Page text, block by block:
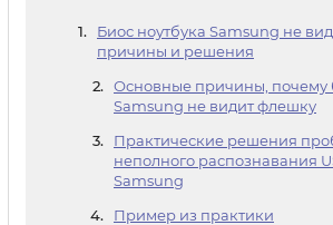
Биос ноутбука Samsung не
причины и решения
Основные причины, почему
Samsung не видит флешку
Практические решения
неполного распознавания
Samsung
Пример из практики